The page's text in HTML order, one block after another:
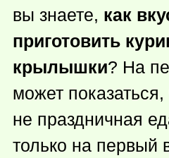
вы знаете, как
приготовить
крылышки? На
может показаться,
не праздничная
только на первый